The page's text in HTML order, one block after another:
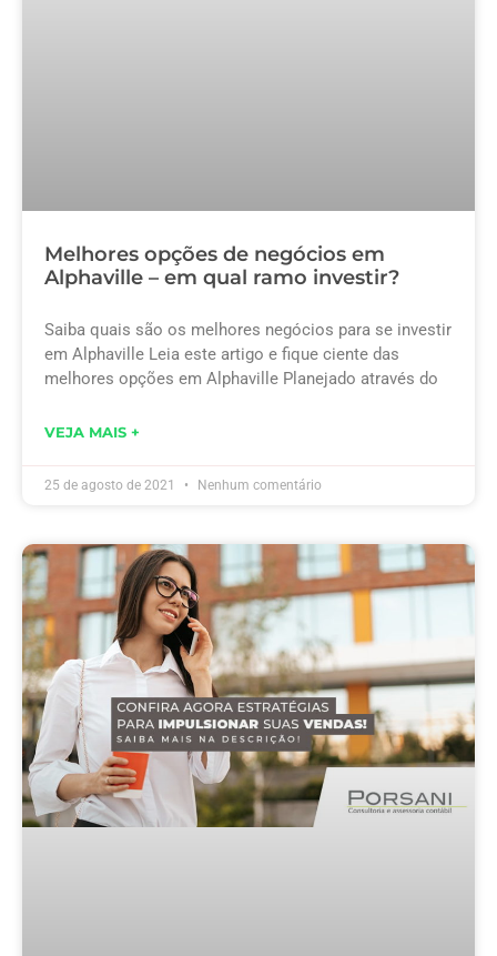
Melhores opções de negócios em
Alphaville – em qual ramo investir?
Saiba quais são os melhores negócios para se investir
em Alphaville Leia este artigo e fique ciente das
melhores opções em Alphaville Planejado através do
VEJA MAIS +
25 de agosto de 2021 Nenhum comentário